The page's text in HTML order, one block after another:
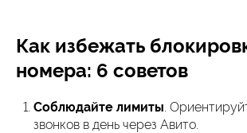
Как избежать
номера: 6 советов
Соблюдайте лимиты.
звонков в день через Авито.